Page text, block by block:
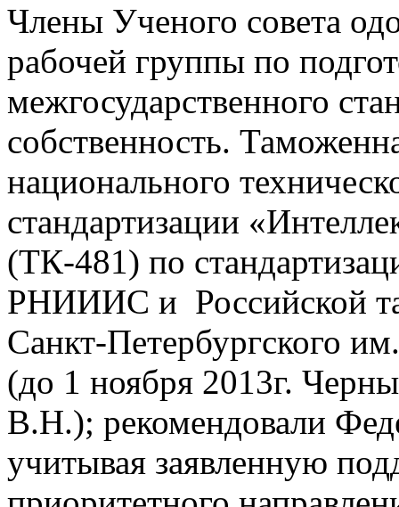
Члены Ученого совета
рабочей группы по
межгосударственного
собственность.
национального
стандартизации
(ТК-481) по
РНИИИС и Российской
Санкт-Петербургского
(до 1 ноября 2013г.
В.Н.); рекомендовали
учитывая заявленную